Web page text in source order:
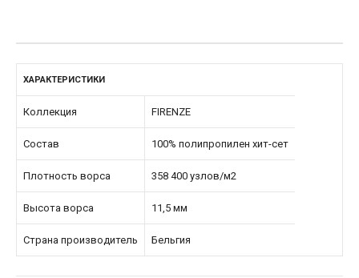
ХАРАКТЕРИСТИКИ
Коллекция FIRENZE
Состав 100% полипропилен хит-сет
Плотность ворса 358 400 узлов/м2
Высота ворса 11,5 мм
Страна производитель Бельгия